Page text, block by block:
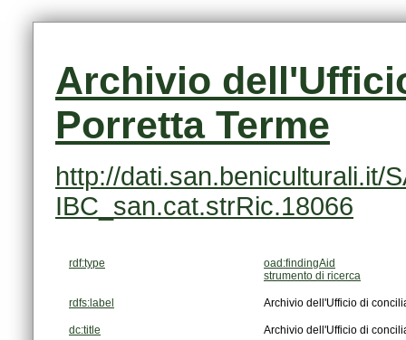
Porretta Terme
IBC_san.cat.strRic.18066
rdf:type
oad:findingAid
strumento di ricerca
rdfs:label Archivio dell'Ufficio di
dc:title Archivio dell'Ufficio di